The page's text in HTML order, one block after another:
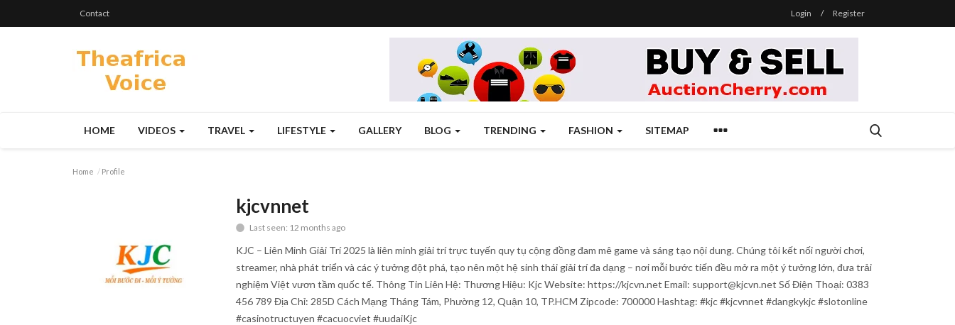
Contact Login / Register
HOME VIDEOS TRAVEL LIFESTYLE GALLERY BLOG TRENDING FASHION SITEMAP
Home Profile
kjcvnnet
Last seen: 12 months ago
KJC – Liên Minh Giải Trí 2025 là liên minh giải trí trực tuyến quy tụ cộng đồng đam mê game và sáng tạo nội dung. Chúng tôi kết nối người chơi,
streamer, nhà phát triển và các ý tưởng đột phá, tạo nên một hệ sinh thái giải trí đa dạng – nơi mỗi bước tiến đều mở ra một ý tưởng lớn, đưa trải
nghiệm Việt vươn tầm quốc tế. Thông Tin Liên Hệ: Thương Hiệu: Kjc Website: https://kjcvn.net Email: support@kjcvn.net Số Điện Thoại: 0383
456 789 Địa Chỉ: 285D Cách Mạng Tháng Tám, Phường 12, Quận 10, TP.HCM Zipcode: 700000 Hashtag: #kjc #kjcvnnet #dangkykjc #slotonline
#casinotructuyen #cacuocviet #uudaiKjc